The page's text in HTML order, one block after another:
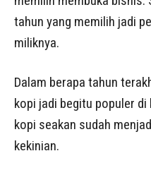
tahun yang memilih jadi
miliknya.
Dalam berapa tahun
kopi jadi begitu populer
kopi seakan sudah
kekinian.